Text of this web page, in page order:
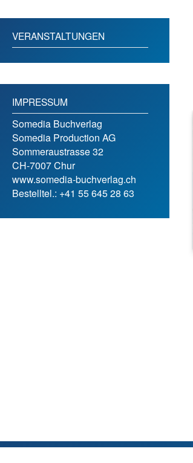
VERANSTALTUNGEN
IMPRESSUM
Somedia Buchverlag
Somedia Production AG
Sommeraustrasse 32
CH-7007 Chur
www.somedia-buchverlag.ch
Bestelltel.: +41 55 645 28 63